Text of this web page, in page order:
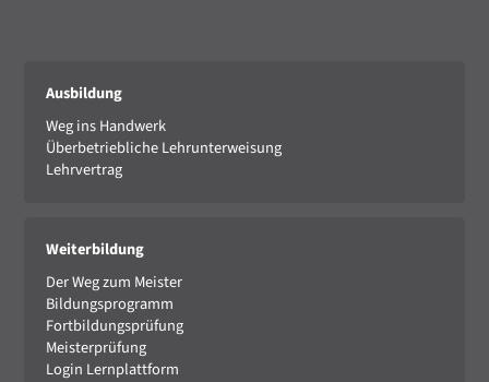
Ausbildung
Weg ins Handwerk
Überbetriebliche Lehrunterweisung
Lehrvertrag
Weiterbildung
Der Weg zum Meister
Bildungsprogramm
Fortbildungsprüfung
Meisterprüfung
Login Lernplattform